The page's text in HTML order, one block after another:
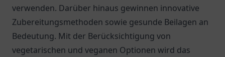
verwenden. Darüber hinaus gewinnen innovative
Zubereitungsmethoden sowie gesunde Beilagen an
Bedeutung. Mit der Berücksichtigung von
vegetarischen und veganen Optionen wird das